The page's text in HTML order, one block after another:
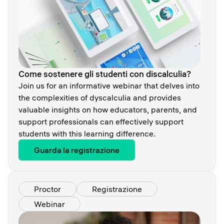
Come sostenere gli studenti con discalculia?
Join us for an informative webinar that delves into
the complexities of dyscalculia and provides
valuable insights on how educators, parents, and
support professionals can effectively support
students with this learning difference.
Guarda la registrazione
Proctor
Registrazione
Webinar